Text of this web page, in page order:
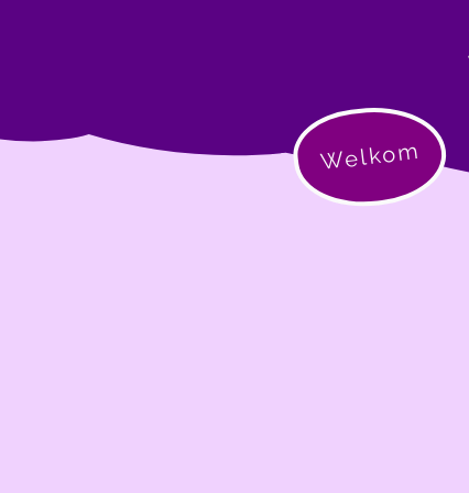
Welkom